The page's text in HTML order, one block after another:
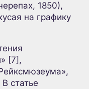
1850),
на графику
[7],
статье